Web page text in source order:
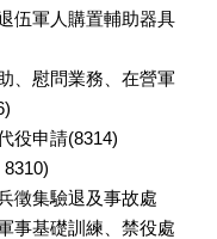
伍軍人購置輔助器具
、慰問業務、在營軍
役申請(8314)
徵集驗退及事故處
事基礎訓練、禁役處